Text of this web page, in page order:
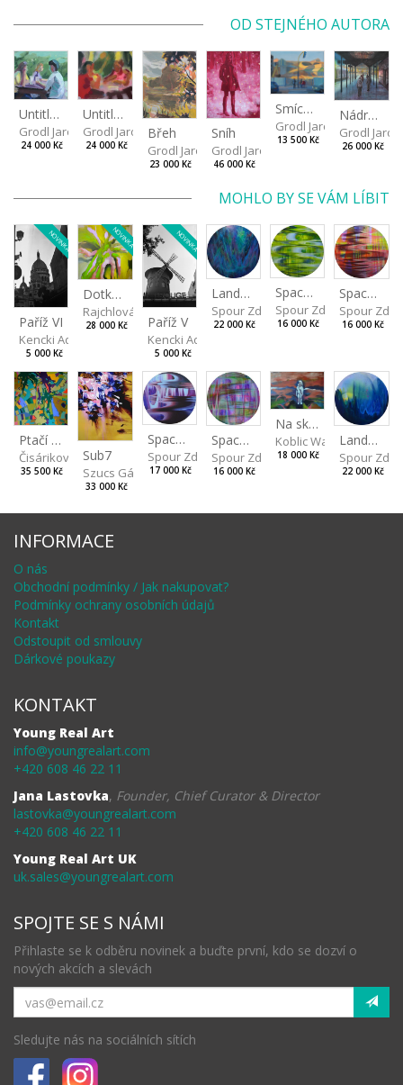
OD STEJNÉHO AUTORA
Untitled (Odpoledne) I
Grodl Jaroslav
24 000 Kč
Untitled (Odpoledne) II
Grodl Jaroslav
24 000 Kč
Břeh
Grodl Jaroslav
23 000 Kč
Sníh
Grodl Jaroslav
46 000 Kč
Smíchov
Grodl Jaroslav
13 500 Kč
Nádraží
Grodl
26 000 Kč
MOHLO BY SE VÁM LÍBIT
NOVINKA
Paříž VI
Kencki Adam
5 000 Kč
NOVINKA
Dotkneš-li se na správném místě
Rajchlová Alžběta
28 000 Kč
NOVINKA
Paříž V
Kencki Adam
5 000 Kč
Landscape III
Spour Zdeněk
22 000 Kč
Spaces I
Spour Zdeněk
16 000 Kč
Spaces II
Spour
16 000 Kč
Ptačí perspektiva
Čisáriková Táňa
35 500 Kč
Sub7
Szucs Gábor
33 000 Kč
Spaces IV
Spour Zdeněk
17 000 Kč
Spaces III
Spour Zdeněk
16 000 Kč
Na skalách
Koblic Walterová
18 000 Kč
Landscape II
Spour
22 000 Kč
INFORMACE
O nás
Obchodní podmínky / Jak nakupovat?
Podmínky ochrany osobních údajů
Kontakt
Odstoupit od smlouvy
Dárkové poukazy
KONTAKT
Young Real Art
info@youngrealart.com
+420 608 46 22 11
Jana Lastovka, Founder, Chief Curator & Director
lastovka@youngrealart.com
+420 608 46 22 11
Young Real Art UK
uk.sales@youngrealart.com
SPOJTE SE S NÁMI
Přihlaste se k odběru novinek a buďte první, kdo se dozví o
nových akcích a slevách
Sledujte nás na sociálních sítích